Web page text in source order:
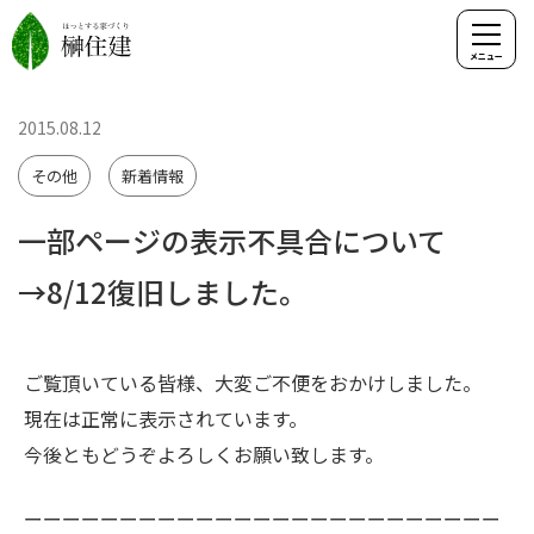
一部ページの表示不具合について
→8/12復旧しました。
2015.08.12
その他 新着情報
ご覧頂いている皆様、大変ご不便をおかけしました。
現在は正常に表示されています。
今後ともどうぞよろしくお願い致します。
ーーーーーーーーーーーーーーーーーーーーーーーーー